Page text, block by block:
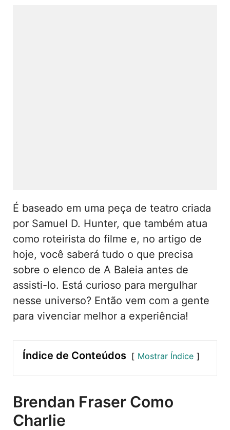
É baseado em uma peça de teatro criada
por Samuel D. Hunter, que também atua
como roteirista do filme e, no artigo de
hoje, você saberá tudo o que precisa
sobre o elenco de A Baleia antes de
assisti-lo. Está curioso para mergulhar
nesse universo? Então vem com a gente
para vivenciar melhor a experiência!
Índice de Conteúdos Mostrar Índice
Brendan Fraser Como
Charlie